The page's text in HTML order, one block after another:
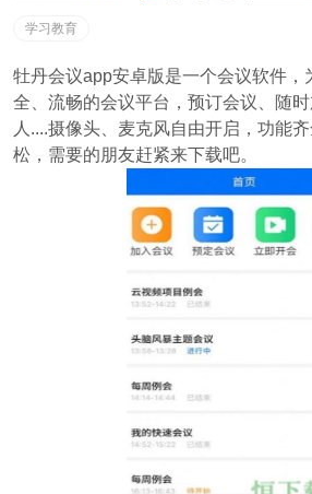
学习教育
牡丹会议app安卓版是一个会议软件，
全、流畅的会议平台，预订会议、随
人....摄像头、麦克风自由开启，功能
松，需要的朋友赶紧来下载吧。